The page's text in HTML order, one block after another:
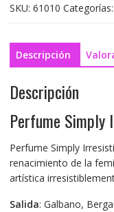
SKU: 61010 Categorías:
Descripción
Descripción
Perfume Simply
Perfume Simply
renacimiento de la
artística
Salida: Galbano,